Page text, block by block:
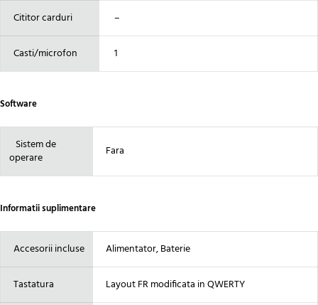
Cititor carduri –
Casti/microfon 1
Software
Sistem de
operare
Fara
Informatii suplimentare
Accesorii incluse Alimentator, Baterie
Tastatura Layout FR modificata in QWERTY